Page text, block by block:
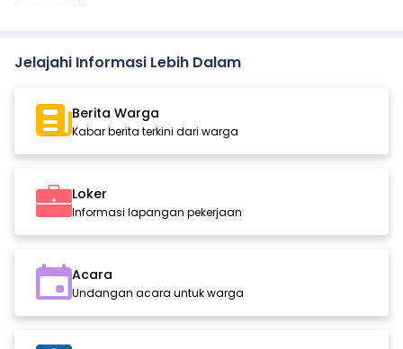
Jelajahi Informasi Lebih Dalam
Berita Warga
Kabar berita terkini dari warga
Loker
Informasi lapangan pekerjaan
Acara
Undangan acara untuk warga